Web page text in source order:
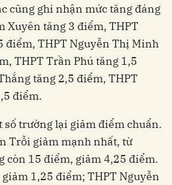
cũng ghi nhận mức tăng đáng
Xuyên tăng 3 điểm, THPT
điểm, THPT Nguyễn Thị Minh
THPT Trần Phú tăng 1,5
tăng 2,5 điểm, THPT
điểm.
số trường lại giảm điểm chuẩn.
Trỗi giảm mạnh nhất, từ
còn 15 điểm, giảm 4,25 điểm.
1,25 điểm; THPT Nguyễn